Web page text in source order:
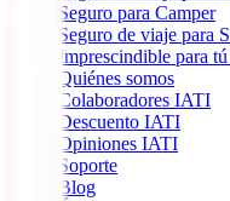
Seguro para Camper
Seguro de viaje para
Imprescindible para
Quiénes somos
Colaboradores IATI
Descuento IATI
Opiniones IATI
Soporte
Blog